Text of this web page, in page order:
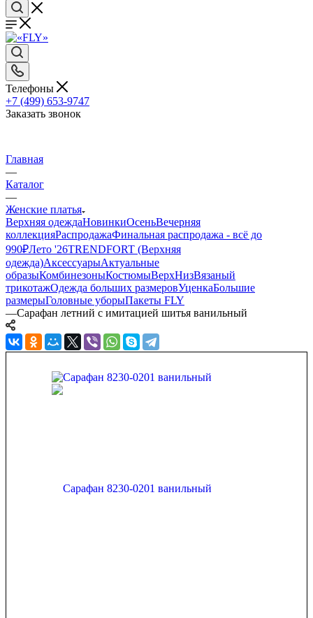
Телефоны
+7 (499) 653-9747
Заказать звонок
Главная
—
Каталог
—
Женские платья
Верхняя одеждаНовинкиОсеньВечерняя
коллекцияРаспродажаФинальная распродажа - всё до
990₽Лето '26TRENDFORT (Верхняя
одежда)АксессуарыАктуальные
образыКомбинезоныКостюмыВерхНизВязаный
трикотажОдежда больших размеровУценкаБольшие
размерыГоловные уборыПакеты FLY
—Сарафан летний с имитацией шитья ванильный